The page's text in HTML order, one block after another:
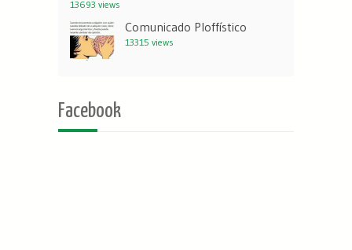
13693 views
Comunicado Ploffístico
13315 views
Facebook